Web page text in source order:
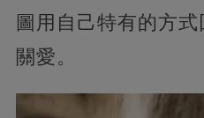
圖用自己特有的方
關愛。